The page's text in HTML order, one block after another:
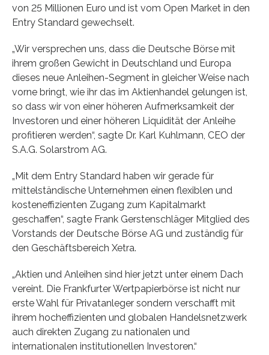
von 25 Millionen Euro und ist vom Open Market in den
Entry Standard gewechselt.
„Wir versprechen uns, dass die Deutsche Börse mit
ihrem großen Gewicht in Deutschland und Europa
dieses neue Anleihen-Segment in gleicher Weise nach
vorne bringt, wie ihr das im Aktienhandel gelungen ist,
so dass wir von einer höheren Aufmerksamkeit der
Investoren und einer höheren Liquidität der Anleihe
profitieren werden“, sagte Dr. Karl Kuhlmann, CEO der
S.A.G. Solarstrom AG.
„Mit dem Entry Standard haben wir gerade für
mittelständische Unternehmen einen flexiblen und
kosteneffizienten Zugang zum Kapitalmarkt
geschaffen“, sagte Frank Gerstenschläger Mitglied des
Vorstands der Deutsche Börse AG und zuständig für
den Geschäftsbereich Xetra.
„Aktien und Anleihen sind hier jetzt unter einem Dach
vereint. Die Frankfurter Wertpapierbörse ist nicht nur
erste Wahl für Privatanleger sondern verschafft mit
ihrem hocheffizienten und globalen Handelsnetzwerk
auch direkten Zugang zu nationalen und
internationalen institutionellen Investoren.“